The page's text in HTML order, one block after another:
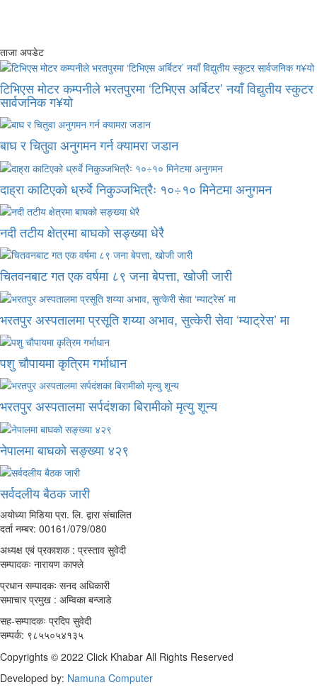
ताजा अपडेट
टिभिएस मोटर कम्पनीले भरतपुरमा ‘टिभिएस अर्बिटर’ नयाँ विद्युतीय स्कुटर
सार्वजनिक ग¥यो
बाघ र चितुवा अनुगमन गर्न क्यामरा जडान
दाह्रा काटिएको ध्रुर्वे निकुञ्जभित्रैः १०÷१० मिनेटमा अनुगमन
नदी तटीय क्षेत्रमा बाघको सङ्ख्या धेरै
चितवनबाट गत एक वर्षमा ८९ जना बेपत्ता, खोजी जारी
भरतपुर अस्पतालमा प्रसूति शय्या अभाव, सुत्केरी सेवा ‘म्याट्रेस’ मा
पशु चौपायमा कृत्रिम गर्भाधान
भरतपुर अस्पतालमा सर्पदंशका बिरामीको मृत्यु शून्य
नेपालमा बाघको सङ्ख्या ४२९
सर्वदलीय बैठक जारी
अयोध्या मिडिया प्रा. लि. द्वारा संचालित
दर्ता नम्बर: 00161/079/080
अध्यक्ष एबं प्रकाशक : प्रस्ताव सुवेदी
सम्पादकः नारायण काफ्ले
प्रधान सम्पादकः सनद अधिकारी
समाचार प्रमुख : अम्विका बन्जाडे
सह-सम्पादकः प्रदिप सुवेदी
सम्पर्क: ९८५५०५४१३५
Copyrights © 2022 Click Khabar All Rights Reserved
Developed by: Namuna Computer